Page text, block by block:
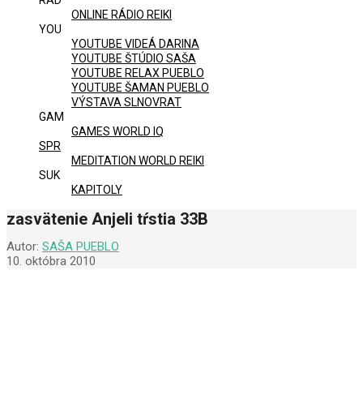
ONLINE RÁDIO REIKI
YOU
YOUTUBE VIDEÁ DARINA
YOUTUBE ŠTÚDIO SAŠA
YOUTUBE RELAX PUEBLO
YOUTUBE ŠAMAN PUEBLO
VÝSTAVA SLNOVRAT
GAM
GAMES WORLD IQ
SPR
MEDITATION WORLD REIKI
SUK
KAPITOLY
zasvätenie Anjeli tŕstia 33B
Autor: SAŠA PUEBLO
10. októbra 2010